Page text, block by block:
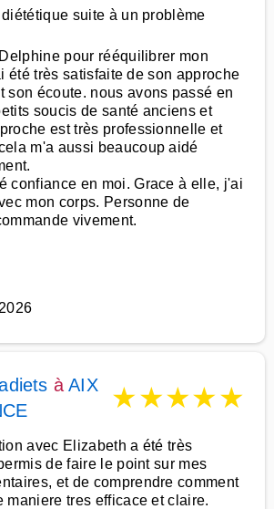
suite à un problème
pour rééquilibrer mon
été très satisfaite de son approche
son écoute. nous avons passé en
soucis de santé anciens et
est très professionnelle et
m'a aussi beaucoup aidé
confiance en moi. Grace à elle, j'ai
mon corps. Personne de
vivement.
àAIX
★★★★★
avec Elizabeth a été très
de faire le point sur mes
et de comprendre comment
maniere tres efficace et claire.